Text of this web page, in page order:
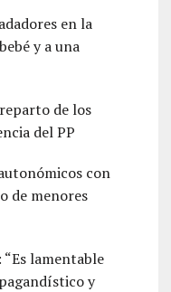
en la
y a una
de los
del PP
con
de menores
lamentable
y